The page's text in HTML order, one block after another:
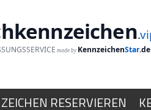
.
made by KennzeichenStar.de
RESERVIEREN